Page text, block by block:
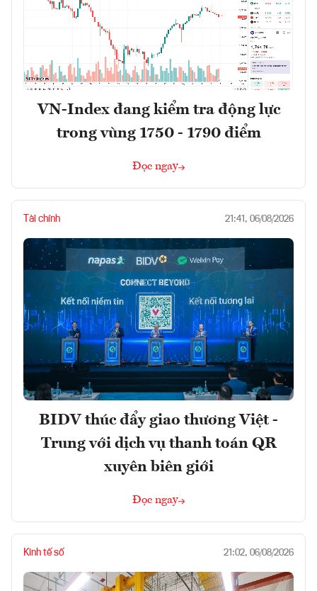
VN-Index đang kiểm tra động lực
trong vùng 1750 - 1790 điểm
Đọc ngay
Tài chính 21:41, 06/08/2026
BIDV thúc đẩy giao thương Việt -
Trung với dịch vụ thanh toán QR
xuyên biên giới
Đọc ngay
Kinh tế số 21:02, 06/08/2026